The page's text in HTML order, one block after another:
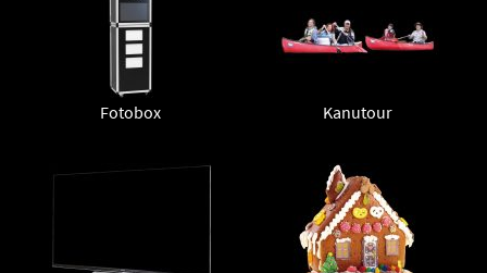
Fotobox Kanutour